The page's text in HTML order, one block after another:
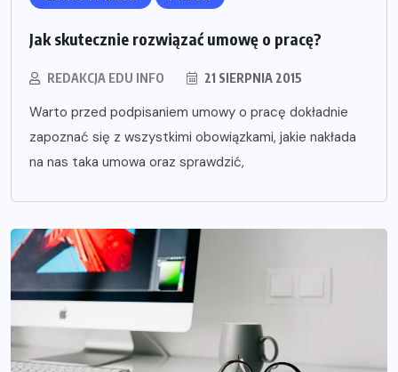
Jak skutecznie rozwiązać umowę o pracę?
REDAKCJA EDU INFO 21 SIERPNIA 2015
Warto przed podpisaniem umowy o pracę dokładnie
zapoznać się z wszystkimi obowiązkami, jakie nakłada
na nas taka umowa oraz sprawdzić,